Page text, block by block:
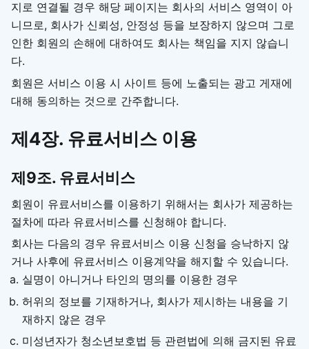
지로 연결될 경우 해당 페이지는 회사의 서비스 영역이 아
니므로, 회사가 신뢰성, 안정성 등을 보장하지 않으며 그로
인한 회원의 손해에 대하여도 회사는 책임을 지지 않습니
다.
회원은 서비스 이용 시 사이트 등에 노출되는 광고 게재에
대해 동의하는 것으로 간주합니다.
제4장. 유료서비스 이용
제9조. 유료서비스
회원이 유료서비스를 이용하기 위해서는 회사가 제공하는
절차에 따라 유료서비스를 신청해야 합니다.
회사는 다음의 경우 유료서비스 이용 신청을 승낙하지 않
거나 사후에 유료서비스 이용계약을 해지할 수 있습니다.
실명이 아니거나 타인의 명의를 이용한 경우
허위의 정보를 기재하거나, 회사가 제시하는 내용을 기
재하지 않은 경우
미성년자가 청소년보호법 등 관련법에 의해 금지된 유료